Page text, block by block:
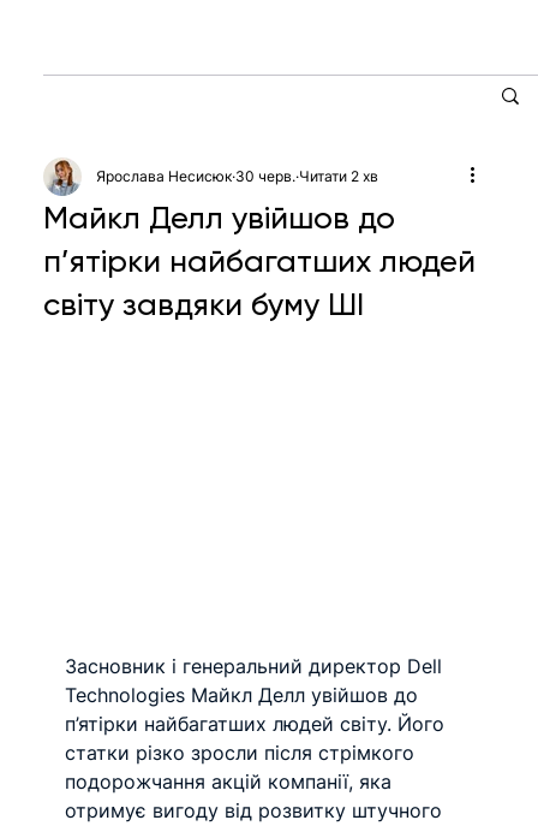
Майкл Делл увійшов до
п’ятірки найбагатших людей
світу завдяки буму ШІ
Ярослава Несисюк 30 черв. Читати 2 хв
Засновник і генеральний директор Dell
Technologies Майкл Делл увійшов до
п’ятірки найбагатших людей світу. Його
статки різко зросли після стрімкого
подорожчання акцій компанії, яка
отримує вигоду від розвитку штучного